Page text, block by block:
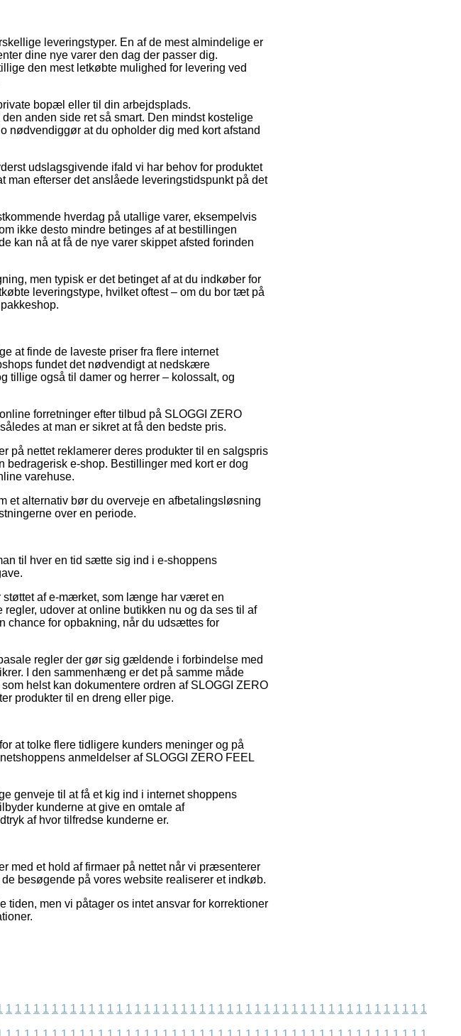
leveringstyper. En af de mest almindelige er
dine nye varer den dag der passer dig.
den mest letkøbte mulighed for levering ved
bopæl eller til din arbejdsplads.
anden side ret så smart. Den mindst kostelige
nødvendiggør at du opholder dig med kort afstand
udslagsgivende ifald vi har behov for produktet
man efterser det anslåede leveringstidspunkt på det
hverdag på utallige varer, eksempelvis
ikke desto mindre betinges af at bestillingen
kan nå at få de nye varer skippet afsted forinden
men typisk er det betinget af at du indkøber for
leveringstype, hvilket oftest – om du bor tæt på
at finde de laveste priser fra flere internet
fundet det nødvendigt at nedskære
tillige også til damer og herrer – kolossalt, og
forretninger efter tilbud på SLOGGI ZERO
at man er sikret at få den bedste pris.
på nettet reklamerer deres produkter til en salgspris
e-shop. Bestillinger med kort er dog
varehuse.
et alternativ bør du overveje en afbetalingsløsning
over en periode.
til hver en tid sætte sig ind i e-shoppens
støttet af e-mærket, som længe har været en
udover at online butikken nu og da ses til af
chance for opbakning, når du udsættes for
regler der gør sig gældende i forbindelse med
I den sammenhæng er det på samme måde
helst kan dokumentere ordren af SLOGGI ZERO
produkter til en dreng eller pige.
at tolke flere tidligere kunders meninger og på
anmeldelser af SLOGGI ZERO FEEL
genveje til at få et kig ind i internet shoppens
kunderne at give en omtale af
af hvor tilfredse kunderne er.
med et hold af firmaer på nettet når vi præsenterer
besøgende på vores website realiserer et indkøb.
tiden, men vi påtager os intet ansvar for korrektioner
1 1 1 1 1 1 1 1 1 1 1 1 1 1 1 1 1 1 1 1 1 1 1 1 1 1 1 1 1 1 1 1 1 1 1 1 1 1 1 1 1 1 1 1 1 1